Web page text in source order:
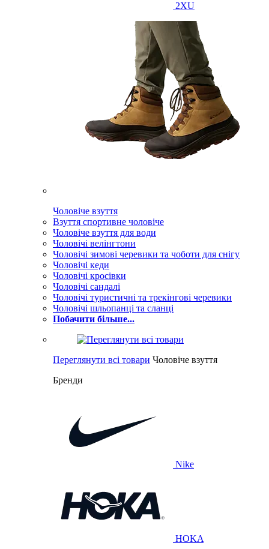
2XU
Чоловіче взуття
Взуття спортивне чоловіче
Чоловіче взуття для води
Чоловічі велінгтони
Чоловічі зимові черевики та чоботи для снігу
Чоловічі кеди
Чоловічі кросівки
Чоловічі сандалі
Чоловічі туристичні та трекінгові черевики
Чоловічі шльопанці та сланці
Побачити більше...
Переглянути всі товари Чоловіче взуття
Бренди
Nike
HOKA